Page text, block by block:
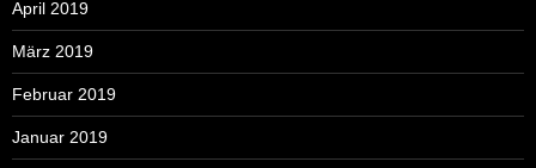
April 2019
März 2019
Februar 2019
Januar 2019